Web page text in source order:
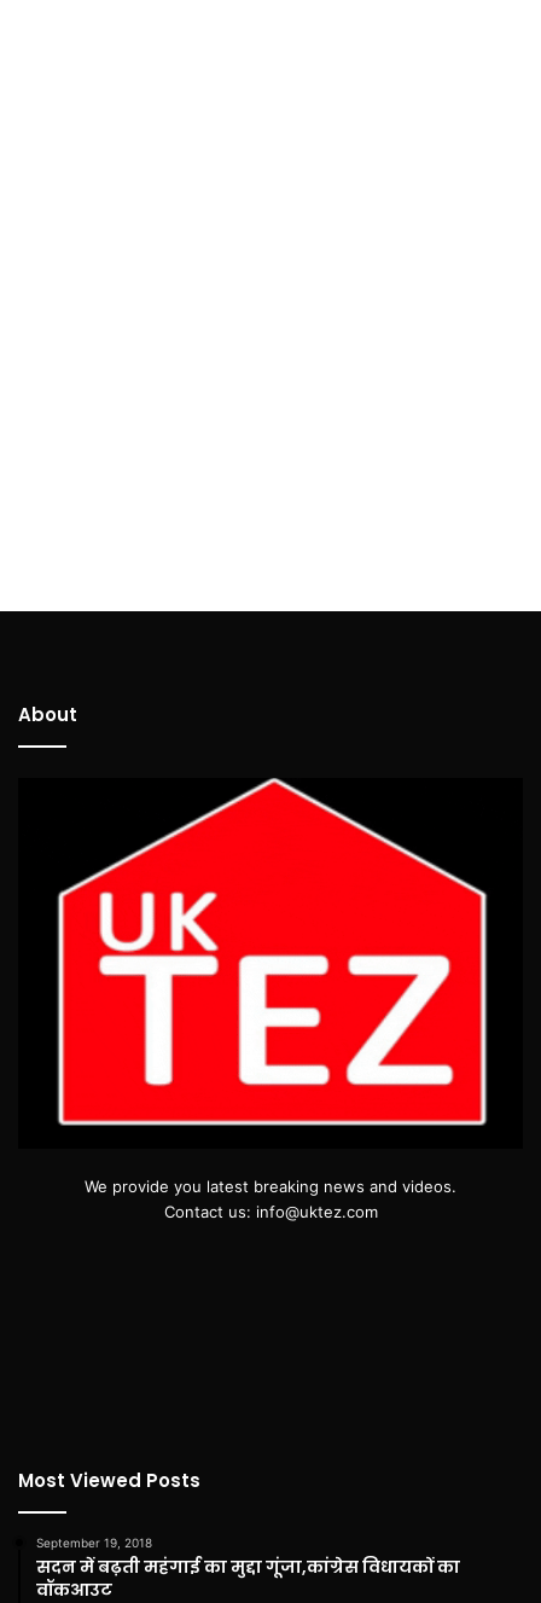
About
We provide you latest breaking news and videos.
Contact us: info@uktez.com
Most Viewed Posts
September 19, 2018
सदन में बढ़ती महंगाई का मुद्दा गूंजा,कांग्रेस विधायकों का
वॉकआउट